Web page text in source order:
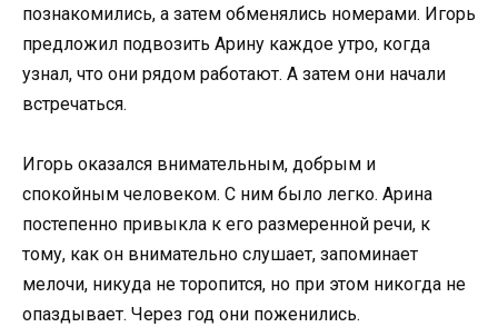
познакомились, а затем обменялись номерами. Игорь
предложил подвозить Арину каждое утро, когда
узнал, что они рядом работают. А затем они начали
встречаться.
Игорь оказался внимательным, добрым и
спокойным человеком. С ним было легко. Арина
постепенно привыкла к его размеренной речи, к
тому, как он внимательно слушает, запоминает
мелочи, никуда не торопится, но при этом никогда не
опаздывает. Через год они поженились.